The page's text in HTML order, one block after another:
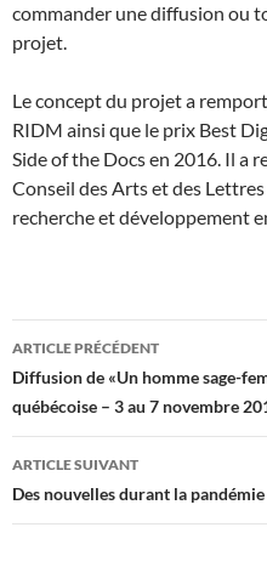
commander une diffusion ou
projet.
Le concept du projet a
RIDM ainsi que le prix Best
Side of the Docs en 2016. Il a
Conseil des Arts et des
recherche et développement
Navigation
des
articles
ARTICLE PRÉCÉDENT
Diffusion de «Un homme sage-
québécoise – 3 au 7 novembre
ARTICLE SUIVANT
Des nouvelles durant la